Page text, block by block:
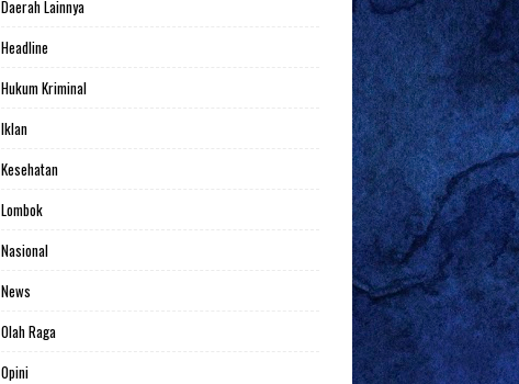
Daerah Lainnya
Headline
Hukum Kriminal
Iklan
Kesehatan
Lombok
Nasional
News
Olah Raga
Opini